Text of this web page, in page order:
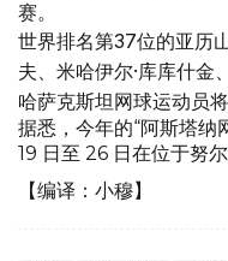
赛。
世界排名第37位的亚历
夫、米哈伊尔·库库什金
哈萨克斯坦网球运动员
据悉，今年的“阿斯塔纳
19 日至 26 日在位于努
【编译：小穆】